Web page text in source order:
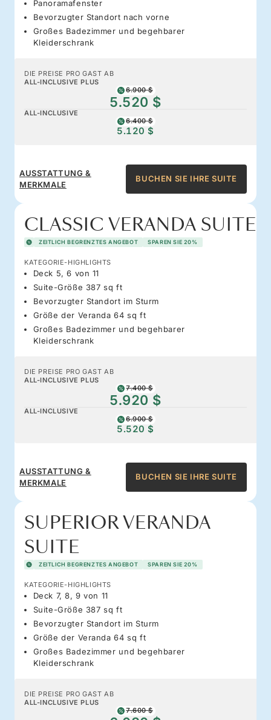
Panoramafenster
Bevorzugter Standort nach vorne
Großes Badezimmer und begehbarer
Kleiderschrank
DIE PREISE PRO GAST AB
ALL-INCLUSIVE PLUS
6.900 $
5.520 $
ALL-INCLUSIVE
6.400 $
5.120 $
AUSSTATTUNG &
MERKMALE
BUCHEN SIE IHRE SUITE
CLASSIC VERANDA SUITE
ZEITLICH BEGRENZTES ANGEBOT SPAREN SIE 20%
KATEGORIE-HIGHLIGHTS
Deck 5, 6 von 11
Suite-Größe 387 sq ft
Bevorzugter Standort im Sturm
Größe der Veranda 64 sq ft
Großes Badezimmer und begehbarer
Kleiderschrank
DIE PREISE PRO GAST AB
ALL-INCLUSIVE PLUS
7.400 $
5.920 $
ALL-INCLUSIVE
6.900 $
5.520 $
AUSSTATTUNG &
MERKMALE
BUCHEN SIE IHRE SUITE
SUPERIOR VERANDA
SUITE
ZEITLICH BEGRENZTES ANGEBOT SPAREN SIE 20%
KATEGORIE-HIGHLIGHTS
Deck 7, 8, 9 von 11
Suite-Größe 387 sq ft
Bevorzugter Standort im Sturm
Größe der Veranda 64 sq ft
Großes Badezimmer und begehbarer
Kleiderschrank
DIE PREISE PRO GAST AB
ALL-INCLUSIVE PLUS
7.600 $